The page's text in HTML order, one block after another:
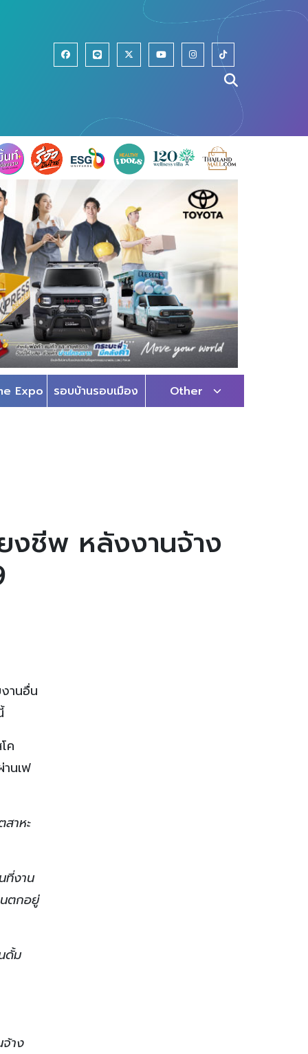
Expo รอบบ้านรอบเมือง Other
งชีพ หลังงานจ้าง
านอื่น
ค
นเฟ
าหะ
ที่งาน
ตกอยู่
ดั้ม
าง